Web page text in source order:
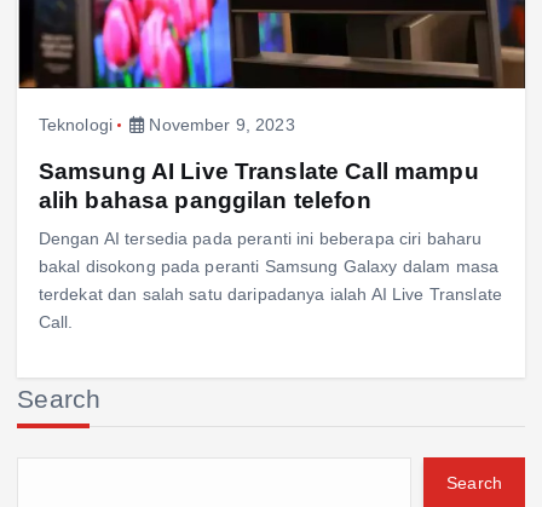
Teknologi November 9, 2023
Samsung AI Live Translate Call mampu
alih bahasa panggilan telefon
Dengan AI tersedia pada peranti ini beberapa ciri baharu
bakal disokong pada peranti Samsung Galaxy dalam masa
terdekat dan salah satu daripadanya ialah AI Live Translate
Call.
Search
Search